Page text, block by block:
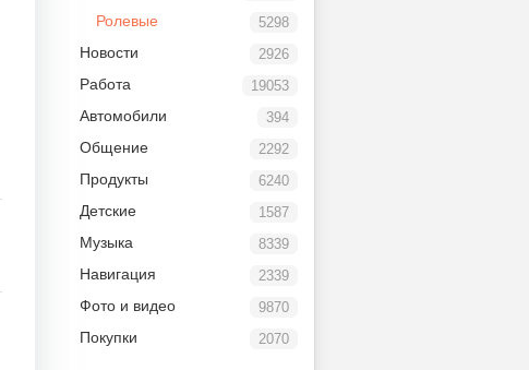
5298
Ролевые
2926
Новости
19053
Работа
394
Автомобили
2292
Общение
6240
Продукты
1587
Детские
8339
Музыка
2339
Навигация
9870
Фото и видео
2070
Покупки